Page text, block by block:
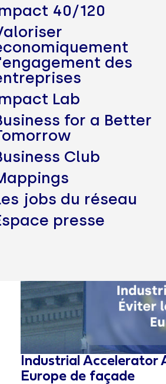
Industrial Accelerator
Europe de façade
40/120
des
Lab
for a Better
Club
jobs du réseau
presse